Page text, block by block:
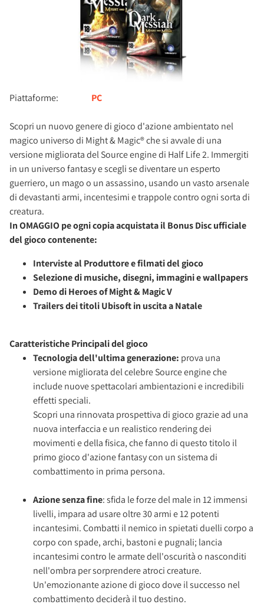
Piattaforme: PC
Scopri un nuovo genere di gioco d'azione ambientato nel
magico universo di Might & Magic® che si avvale di una
versione migliorata del Source engine di Half Life 2. Immergiti
in un universo fantasy e scegli se diventare un esperto
guerriero, un mago o un assassino, usando un vasto arsenale
di devastanti armi, incentesimi e trappole contro ogni sorta di
creatura.
In OMAGGIO pe ogni copia acquistata il Bonus Disc ufficiale
del gioco contenente:
Interviste al Produttore e filmati del gioco
Selezione di musiche, disegni, immagini e wallpapers
Demo di Heroes of Might & Magic V
Trailers dei titoli Ubisoft in uscita a Natale
Caratteristiche Principali del gioco
Tecnologia dell'ultima generazione: prova una
versione migliorata del celebre Source engine che
include nuove spettacolari ambientazioni e incredibili
effetti speciali.
Scopri una rinnovata prospettiva di gioco grazie ad una
nuova interfaccia e un realistico rendering dei
movimenti e della fisica, che fanno di questo titolo il
primo gioco d'azione fantasy con un sistema di
combattimento in prima persona.
Azione senza fine: sfida le forze del male in 12 immensi
livelli, impara ad usare oltre 30 armi e 12 potenti
incantesimi. Combatti il nemico in spietati duelli corpo a
corpo con spade, archi, bastoni e pugnali; lancia
incantesimi contro le armate dell'oscurità o nasconditi
nell'ombra per sorprendere atroci creature.
Un'emozionante azione di gioco dove il successo nel
combattimento deciderà il tuo destino.